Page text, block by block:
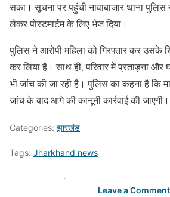
सका। सूचना पर पहुंची नावाबाजार थाना पुलिस
लेकर पोस्टमार्टम के लिए भेज दिया।
पुलिस ने आरोपी महिला को गिरफ्तार कर उसके
कर लिया है। साथ ही, परिवार में प्रताड़ना और
भी जांच की जा रही है। पुलिस का कहना है
जांच के बाद आगे की कानूनी कार्रवाई की जाएगी।
Categories: झारखंड
Tags: Jharkhand news
Leave a Comment